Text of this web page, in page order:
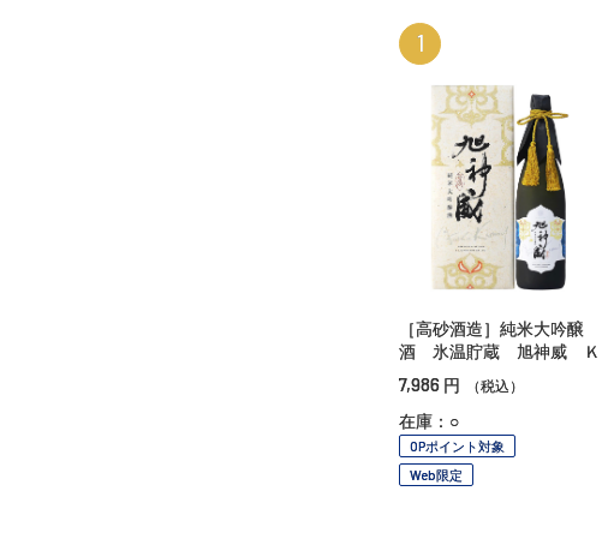
1
［高砂酒造］純米大吟醸
酒 氷温貯蔵 旭神威 Ｋ
7,986 円 （税込）
在庫：○
OPポイント対象
Web限定